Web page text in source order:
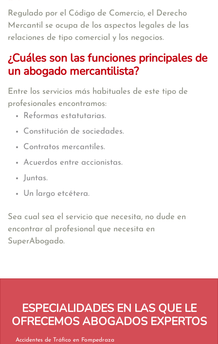
Regulado por el Código de Comercio, el Derecho
Mercantil se ocupa de los aspectos legales de las
relaciones de tipo comercial y los negocios.
¿Cuáles son las funciones principales de
un abogado mercantilista?
Entre los servicios más habituales de este tipo de
profesionales encontramos:
Reformas estatutarias.
Constitución de sociedades.
Contratos mercantiles.
Acuerdos entre accionistas.
Juntas.
Un largo etcétera.
Sea cual sea el servicio que necesita, no dude en
encontrar al profesional que necesita en
SuperAbogado.
ESPECIALIDADES EN LAS QUE LE
OFRECEMOS ABOGADOS EXPERTOS
Accidentes de Tráfico en Fompedraza